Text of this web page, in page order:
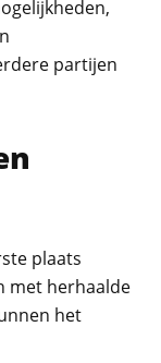
partijen
plaats
met herhaalde
het